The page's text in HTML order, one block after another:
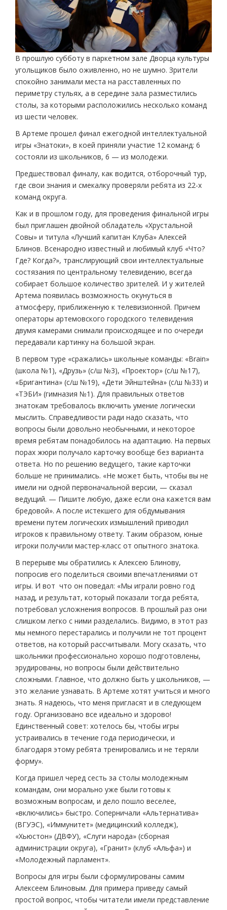
В прошлую субботу в паркетном зале Дворца культуры
угольщиков было оживленно, но не шумно. Зрители
спокойно занимали места на расставленных по
периметру стульях, а в середине зала разместились
столы, за которыми расположились несколько команд
из шести человек.
В Артеме прошел финал ежегодной интеллектуальной
игры «Знатоки», в коей приняли участие 12 команд: 6
состояли из школьников, 6 — из молодежи.
Предшествовал финалу, как водится, отборочный тур,
где свои знания и смекалку проверяли ребята из 22-х
команд округа.
Как и в прошлом году, для проведения финальной игры
был приглашен двойной обладатель «Хрустальной
Совы» и титула «Лучший капитан Клуба» Алексей
Блинов. Всенародно известный и любимый клуб «Что?
Где? Когда?», транслирующий свои интеллектуальные
состязания по центральному телевидению, всегда
собирает большое количество зрителей. И у жителей
Артема появилась возможность окунуться в
атмосферу, приближенную к телевизионной. Причем
операторы артемовского городского телевидения
двумя камерами снимали происходящее и по очереди
передавали картинку на большой экран.
В первом туре «сражались» школьные команды: «Brain»
(школа №1), «Друзь» (с/ш №3), «Проектор» (с/ш №17),
«Бригантина» (с/ш №19), «Дети Эйнштейна» (с/ш №33) и
«ТЭБИ» (гимназия №1). Для правильных ответов
знатокам требовалось включить умение логически
мыслить. Справедливости ради надо сказать, что
вопросы были довольно необычными, и некоторое
время ребятам понадобилось на адаптацию. На первых
порах жюри получало карточку вообще без варианта
ответа. Но по решению ведущего, такие карточки
больше не принимались. «Не может быть, чтобы вы не
имели ни одной первоначальной версии, — сказал
ведущий. — Пишите любую, даже если она кажется вам
бредовой». А после истекшего для обдумывания
времени путем логических измышлений приводил
игроков к правильному ответу. Таким образом, юные
игроки получили мастер-класс от опытного знатока.
В перерыве мы обратились к Алексею Блинову,
попросив его поделиться своими впечатлениями от
игры. И вот что он поведал: «Мы играли ровно год
назад, и результат, который показали тогда ребята,
потребовал усложнения вопросов. В прошлый раз они
слишком легко с ними разделались. Видимо, в этот раз
мы немного перестарались и получили не тот процент
ответов, на который рассчитывали. Могу сказать, что
школьники профессионально хорошо подготовлены,
эрудированы, но вопросы были действительно
сложными. Главное, что должно быть у школьников, —
это желание узнавать. В Артеме хотят учиться и много
знать. Я надеюсь, что меня пригласят и в следующем
году. Организовано все идеально и здорово!
Единственный совет: хотелось бы, чтобы игры
устраивались в течение года периодически, и
благодаря этому ребята тренировались и не теряли
форму».
Когда пришел черед сесть за столы молодежным
командам, они морально уже были готовы к
возможным вопросам, и дело пошло веселее,
«включились» быстро. Соперничали «Альтернатива»
(ВГУЭС), «Иммунитет» (медицинский колледж),
«Хьюстон» (ДВФУ), «Слуги народа» (сборная
администрации округа), «Гранит» (клуб «Альфа») и
«Молодежный парламент».
Вопросы для игры были сформулированы самим
Алексеем Блиновым. Для примера приведу самый
простой вопрос, чтобы читатели имели представление